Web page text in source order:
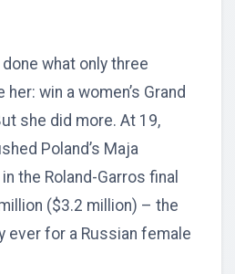
what only three
win a women’s Grand
she did more. At 19,
Poland’s Maja
the Roland-Garros final
($3.2 million) – the
ever for a Russian female